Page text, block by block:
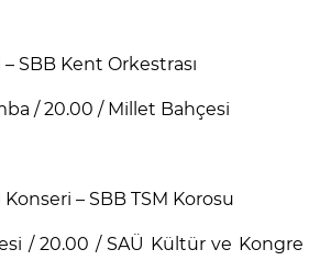
SBB Kent Orkestrası
/ 20.00 / Millet Bahçesi
– SBB TSM Korosu
/ 20.00 / SAÜ Kültür ve Kongre